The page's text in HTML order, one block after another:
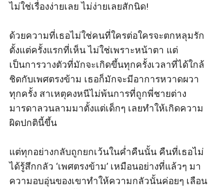
ไม่ใช่เรื่องง่ายเลย ไม่ง่ายเลยสักนิด!
ด้วยความที่เธอไม่ใช่คนที่ใครต่อใครจะตกหลุมรัก
ตั้งแต่ครั้งแรกที่เห็น ไม่ใช่เพราะหน้าตา แต่
เป็นการวางตัวที่มักจะเกิดขึ้นทุกครั้งเวลาที่ได้ใกล้
ชิดกับเพศตรงข้าม เธอก็มักจะมีอาการหวาดผวา
ทุกครั้ง สาเหตุคงหนีไม่พ้นการที่ถูกพี่ชายต่าง
มารดาลวนลามมาตั้งแต่เด็กๆ เลยทำให้เกิดความ
ผิดปกตินี้ขึ้น
แต่ทุกอย่างกลับถูกยกเว้นในค่ำคืนนั้น คืนที่เธอไม่
ได้รู้สึกกลัว ‘เพศตรงข้าม’ เหมือนอย่างที่แล้วๆ มา
ความอบอุ่นของเขาทำให้ความกลัวนั้นค่อยๆ เลือน